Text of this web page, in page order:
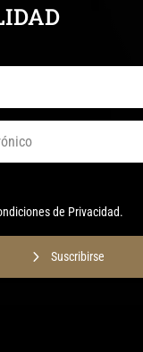
de Privacidad.
Suscribirse